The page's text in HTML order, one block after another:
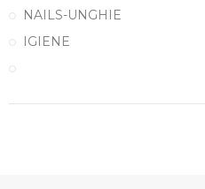
NAILS-UNGHIE
IGIENE